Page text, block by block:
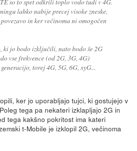
lahko nabije precej visoke zneske,
in ker večinoma ni omogočen
ki jo bodo izključili, nato bodo še 2G
vse frekvence (od 2G, 3G, 4G)
torej 4G, 5G, 6G, xyG...
ker jo uporabljajo tujci, ki gostujejo v
tega pa nekateri izklapljajo 2G in
tega kakšno pokritost ima kateri
t-Mobile je izklopil 2G, večinoma